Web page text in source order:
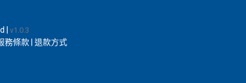
| v1.0.3
務條款 退款方式